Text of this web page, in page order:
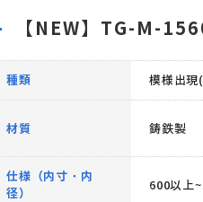
【NEW】TG-M-
種類 模様出現
材質 鋳鉄製
仕様（内寸・内
径）
600以上